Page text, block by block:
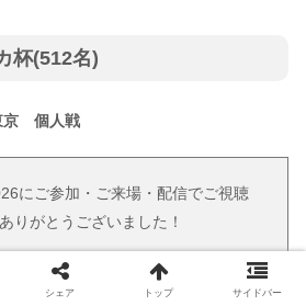
杯(512名)
京 個人戦
にご参加・ご来場・配信でご視聴
りがとうございました！
らもご覧いただけます
シェア トップ サイドバー